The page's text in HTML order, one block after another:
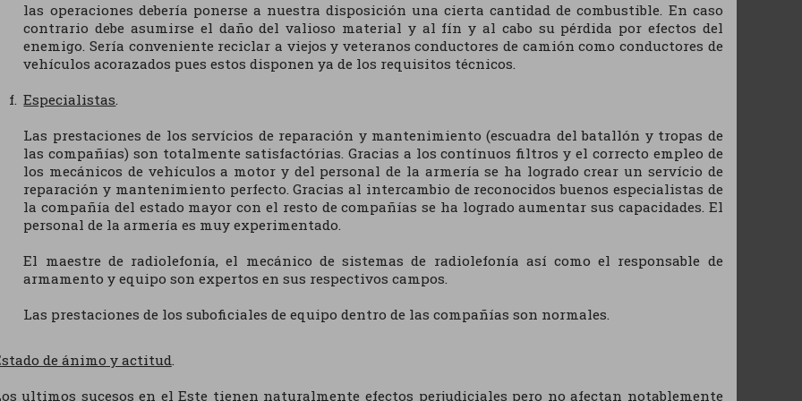
las operaciones debería ponerse a nuestra disposición una cierta cantidad de combustible. En caso
contrario debe asumirse el daño del valioso material y al fín y al cabo su pérdida por efectos del
enemigo. Sería conveniente reciclar a viejos y veteranos conductores de camión como conductores de
vehículos acorazados pues estos disponen ya de los requisitos técnicos.
Especialistas.
Las prestaciones de los servícios de reparación y mantenimiento (escuadra del batallón y tropas de
las compañías) son totalmente satisfactórias. Gracias a los contínuos filtros y el correcto empleo de
los mecánicos de vehículos a motor y del personal de la armería se ha logrado crear un servício de
reparación y mantenimiento perfecto. Gracias al intercambio de reconocidos buenos especialistas de
la compañía del estado mayor con el resto de compañías se ha logrado aumentar sus capacidades. El
personal de la armería es muy experimentado.
El maestre de radiolefonía, el mecánico de sistemas de radiolefonía así como el responsable de
armamento y equipo son expertos en sus respectivos campos.
Las prestaciones de los suboficiales de equipo dentro de las compañías son normales.
de ánimo y actitud.
ultimos sucesos en el Este tienen naturalmente efectos perjudiciales pero no afectan notablemente